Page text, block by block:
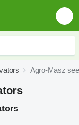
Agro-Masz